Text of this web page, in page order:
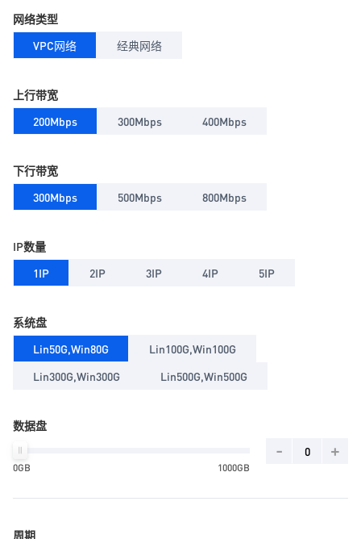
网络类型
VPC网络
经典网络
上行带宽
200Mbps
300Mbps 400Mbps
下行带宽
300Mbps
500Mbps 800Mbps
IP数量
1IP
2IP 3IP 4IP 5IP
系统盘
Lin50G,Win80G
Lin100G,Win100G
Lin300G,Win300G
Lin500G,Win500G
数据盘
0GB 1000GB
- +
周期